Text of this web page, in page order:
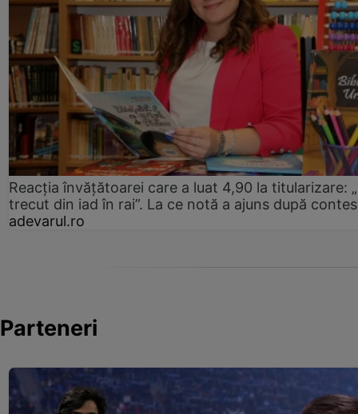
Reacția învățătoarei care a luat 4,90 la titularizare:
trecut din iad în rai”. La ce notă a ajuns după
adevarul.ro
Parteneri